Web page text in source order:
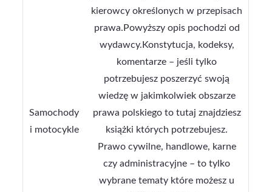
Samochody
i motocykle
kierowcy określonych w przepisach
prawa.Powyższy opis pochodzi od
wydawcy.Konstytucja, kodeksy,
komentarze – jeśli tylko
potrzebujesz poszerzyć swoją
wiedzę w jakimkolwiek obszarze
prawa polskiego to tutaj znajdziesz
książki których potrzebujesz.
Prawo cywilne, handlowe, karne
czy administracyjne – to tylko
wybrane tematy które możesz u